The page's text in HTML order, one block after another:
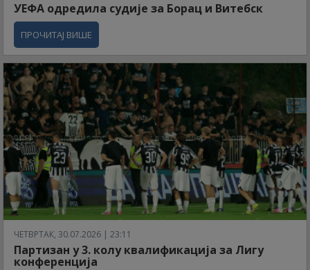
УЕФА одредила судије за Борац и Витебск
ПРОЧИТАЈ ВИШЕ
ЧЕТВРТАК, 30.07.2026 | 23:11
Партизан у 3. колу квалификација за Лигу
конференција